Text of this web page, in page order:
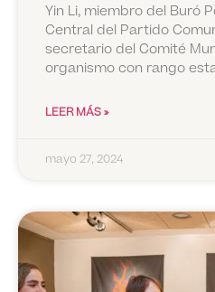
Yin Li, miembro del Buró
Central del Partido
secretario del Comité
organismo con rango
LEER MÁS »
mayo 27, 2024